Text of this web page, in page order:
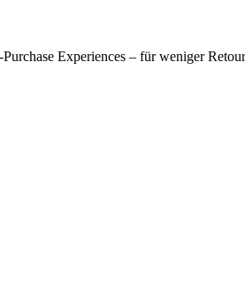
Experiences – für weniger